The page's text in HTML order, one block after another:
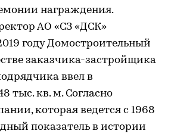
награждения.
АО «СЗ «ДСК»
году Домостроительный
заказчика-застройщика
ввел в
тыс. кв. м. Согласно
которая ведется с 1968
показатель в истории